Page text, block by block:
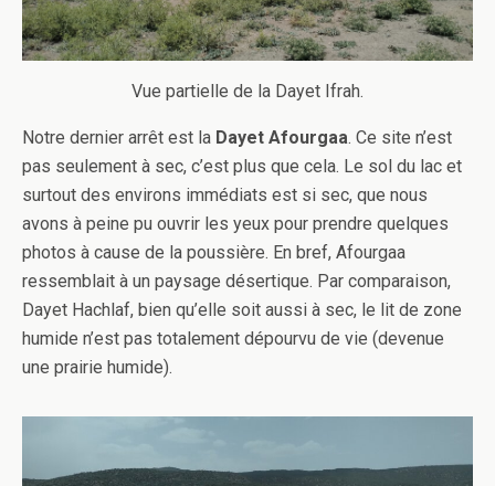
Vue partielle de la Dayet Ifrah.
Notre dernier arrêt est la Dayet Afourgaa. Ce site n’est
pas seulement à sec, c’est plus que cela. Le sol du lac et
surtout des environs immédiats est si sec, que nous
avons à peine pu ouvrir les yeux pour prendre quelques
photos à cause de la poussière. En bref, Afourgaa
ressemblait à un paysage désertique. Par comparaison,
Dayet Hachlaf, bien qu’elle soit aussi à sec, le lit de zone
humide n’est pas totalement dépourvu de vie (devenue
une prairie humide).